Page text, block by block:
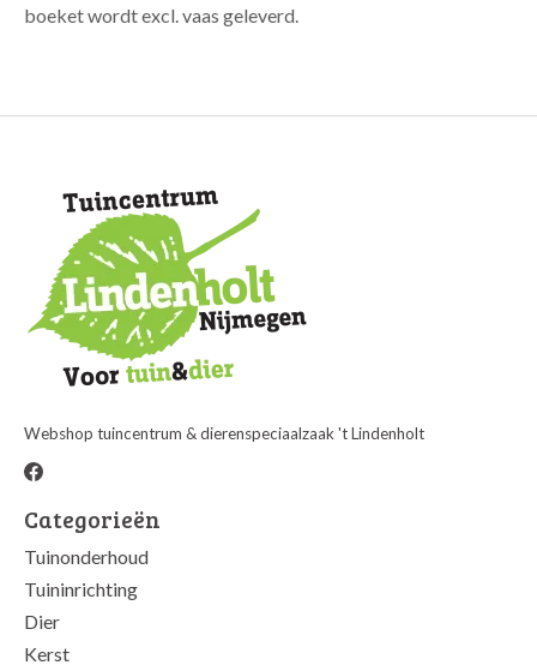
boeket wordt excl. vaas geleverd.
Webshop tuincentrum & dierenspeciaalzaak 't Lindenholt
Categorieën
Tuinonderhoud
Tuininrichting
Dier
Kerst